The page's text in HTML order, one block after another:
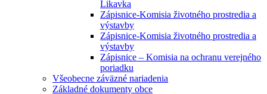
Likavka
Zápisnice-Komisia životného prostredia a
výstavby
Zápisnice-Komisia životného prostredia a
výstavby
Zápisnice – Komisia na ochranu verejného
poriadku
Všeobecne záväzné nariadenia
Základné dokumenty obce